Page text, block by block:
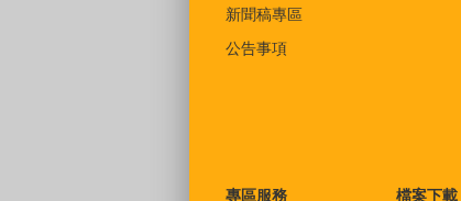
新聞稿專區
公告事項
專區服務 檔案下載